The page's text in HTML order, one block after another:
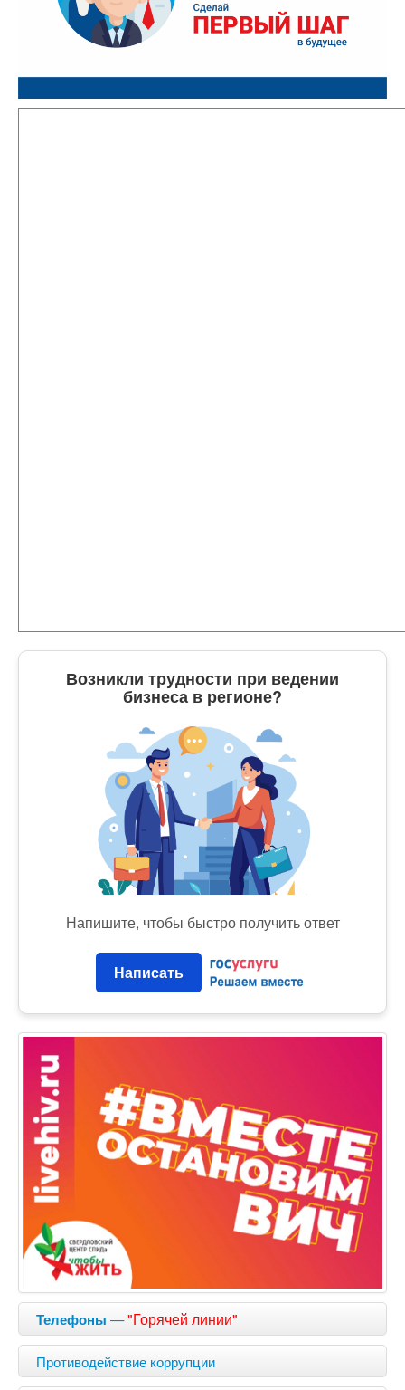
Возникли трудности при ведении
бизнеса в регионе?
Напишите, чтобы быстро получить ответ
Написать
Телефоны —"Горячей линии"
Противодействие коррупции